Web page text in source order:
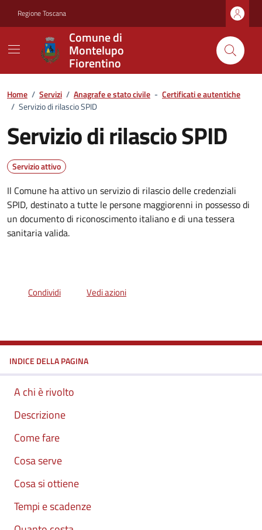
Regione Toscana
Comune di
Montelupo
Fiorentino
Home / Servizi / Anagrafe e stato civile - Certificati e autentiche
/ Servizio di rilascio SPID
Servizio di rilascio SPID
Servizio attivo
Il Comune ha attivo un servizio di rilascio delle credenziali
SPID, destinato a tutte le persone maggiorenni in possesso di
un documento di riconoscimento italiano e di una tessera
sanitaria valida.
Condividi Vedi azioni
INDICE DELLA PAGINA
A chi è rivolto
Descrizione
Come fare
Cosa serve
Cosa si ottiene
Tempi e scadenze